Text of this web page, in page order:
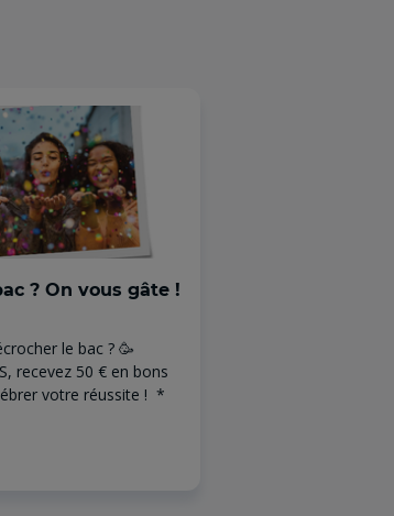
? On vous gâte !
le bac ? 🥳
recevez 50 € en bons
votre réussite ! *